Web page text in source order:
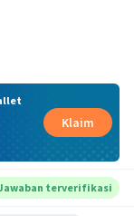
Klaim
terverifikasi